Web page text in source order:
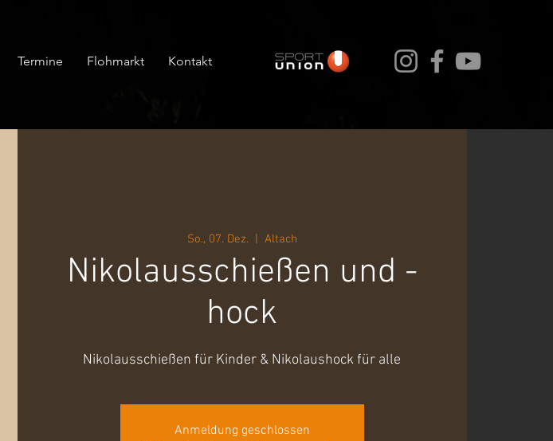
Termine Flohmarkt Kontakt
So., 07. Dez.
  |
Altach
Nikolausschießen und -
hock
Nikolausschießen für Kinder & Nikolaushock für alle
Anmeldung geschlossen